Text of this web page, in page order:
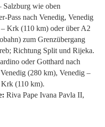
Salzburg wie oben
Pass nach Venedig, Venedig
Krk (110 km) oder über A2
zum Grenzübergang
Richtung Split und Rijeka.
oder Gotthard nach
(280 km), Venedig –
(110 km).
Riva Pape Ivana Pavla II,